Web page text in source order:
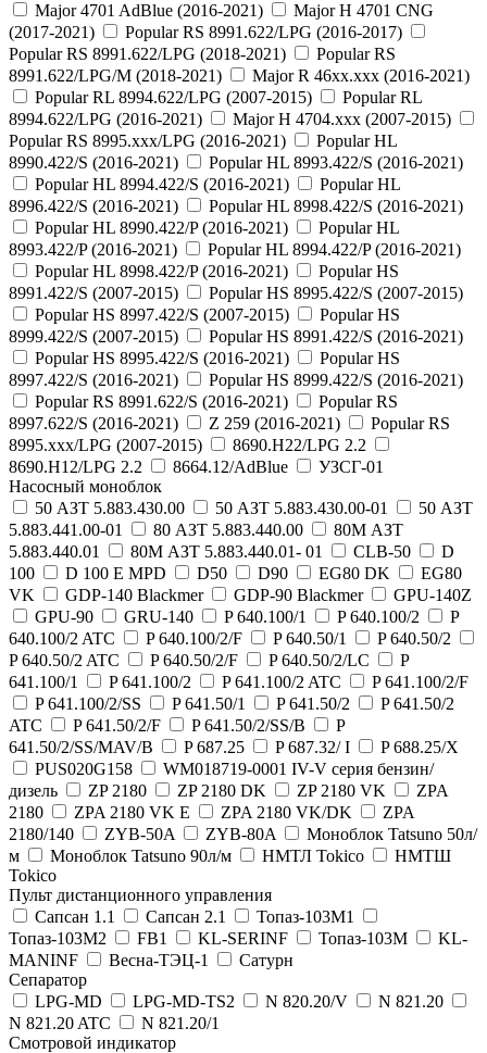
Major 4701 AdBlue (2016-2021)
Major H 4701 CNG
(2017-2021)
Popular RS 8991.622/LPG (2016-2017)
Popular RS 8991.622/LPG (2018-2021)
Popular RS
8991.622/LPG/M (2018-2021)
Major R 46xx.xxx (2016-2021)
Popular RL 8994.622/LPG (2007-2015)
Popular RL
8994.622/LPG (2016-2021)
Major H 4704.xxx (2007-2015)
Popular RS 8995.xxx/LPG (2016-2021)
Popular HL
8990.422/S (2016-2021)
Popular HL 8993.422/S (2016-2021)
Popular HL 8994.422/S (2016-2021)
Popular HL
8996.422/S (2016-2021)
Popular HL 8998.422/S (2016-2021)
Popular HL 8990.422/P (2016-2021)
Popular HL
8993.422/P (2016-2021)
Popular HL 8994.422/P (2016-2021)
Popular HL 8998.422/P (2016-2021)
Popular HS
8991.422/S (2007-2015)
Popular HS 8995.422/S (2007-2015)
Popular HS 8997.422/S (2007-2015)
Popular HS
8999.422/S (2007-2015)
Popular HS 8991.422/S (2016-2021)
Popular HS 8995.422/S (2016-2021)
Popular HS
8997.422/S (2016-2021)
Popular HS 8999.422/S (2016-2021)
Popular RS 8991.622/S (2016-2021)
Popular RS
8997.622/S (2016-2021)
Z 259 (2016-2021)
Popular RS
8995.xxx/LPG (2007-2015)
8690.H22/LPG 2.2
8690.H12/LPG 2.2
8664.12/AdBlue
УЗСГ-01
Насосный моноблок
50 АЗТ 5.883.430.00
50 АЗТ 5.883.430.00-01
50 АЗТ
5.883.441.00-01
80 АЗТ 5.883.440.00
80М АЗТ
5.883.440.01
80М АЗТ 5.883.440.01- 01 CLB-50
D
100
D 100 E MPD D50 D90 EG80 DK
EG80
VK
GDP-140 Blackmer GDP-90 Blackmer
GPU-140Z
GPU-90
GRU-140 P 640.100/1 P 640.100/2
P
640.100/2 ATC
P 640.100/2/F P 640.50/1
P 640.50/2
P 640.50/2 ATC
P 640.50/2/F P 640.50/2/LC
P
641.100/1
P 641.100/2 P 641.100/2 ATC
P 641.100/2/F
P 641.100/2/SS
P 641.50/1 P 641.50/2
P 641.50/2
ATC
P 641.50/2/F P 641.50/2/SS/B
P
641.50/2/SS/MAV/B
P 687.25 P 687.32/ I
P 688.25/X
PUS020G158
WM018719-0001 IV-V серия бензин/
дизель
ZP 2180 ZP 2180 DK ZP 2180 VK
ZPA
2180
ZPA 2180 VK E ZPA 2180 VK/DK
ZPA
2180/140
ZYB-50A ZYB-80A
Моноблок Tatsuno 50л/
м
Моноблок Tatsuno 90л/м НМТЛ Tokico
НМТШ
Tokico
Пульт дистанционного управления
Сапсан 1.1
Сапсан 2.1
Топаз-103М1
Топаз-103М2
FB1 KL-SERINF Топаз-103М
KL-
MANINF
Весна-ТЭЦ-1
Сатурн
Сепаратор
LPG-MD
LPG-MD-TS2 N 820.20/V
N 821.20
N 821.20 ATC
N 821.20/1
Смотровой индикатор